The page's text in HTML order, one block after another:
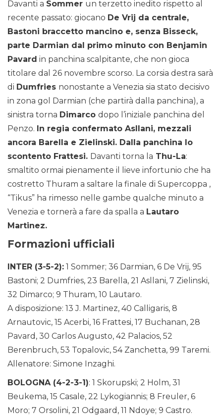
Davanti a Sommer un terzetto inedito rispetto al
recente passato: giocano De Vrij da centrale,
Bastoni braccetto mancino e, senza Bisseck,
parte Darmian dal primo minuto con Benjamin
Pavard in panchina scalpitante, che non gioca
titolare dal 26 novembre scorso. La corsia destra sarà
di Dumfries nonostante a Venezia sia stato decisivo
in zona gol Darmian (che partirà dalla panchina), a
sinistra torna Dimarco dopo l’iniziale panchina del
Penzo. In regia confermato Asllani, mezzali
ancora Barella e Zielinski. Dalla panchina lo
scontento Frattesi. Davanti torna la Thu-La:
smaltito ormai pienamente il lieve infortunio che ha
costretto Thuram a saltare la finale di Supercoppa ,
“Tikus” ha rimesso nelle gambe qualche minuto a
Venezia e tornerà a fare da spalla a Lautaro
Martinez.
Formazioni ufficiali
INTER (3-5-2): 1 Sommer; 36 Darmian, 6 De Vrij, 95
Bastoni; 2 Dumfries, 23 Barella, 21 Asllani, 7 Zielinski,
32 Dimarco; 9 Thuram, 10 Lautaro.
A disposizione: 13 J. Martinez, 40 Calligaris, 8
Arnautovic, 15 Acerbi, 16 Frattesi, 17 Buchanan, 28
Pavard, 30 Carlos Augusto, 42 Palacios, 52
Berenbruch, 53 Topalovic, 54 Zanchetta, 99 Taremi.
Allenatore: Simone Inzaghi.
BOLOGNA (4-2-3-1): 1 Skorupski; 2 Holm, 31
Beukema, 15 Casale, 22 Lykogiannis; 8 Freuler, 6
Moro; 7 Orsolini, 21 Odgaard, 11 Ndoye; 9 Castro.